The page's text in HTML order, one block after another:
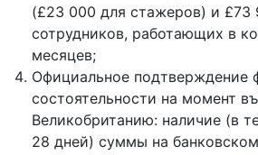
(£23 000 для стажеров) и £73
сотрудников, работающих в
месяцев;
Официальное подтверждение
состоятельности на момент
Великобританию: наличие (в
28 дней) суммы на